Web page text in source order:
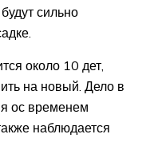
сильно
около 10 дет,
на новый. Дело в
ос временем
наблюдается